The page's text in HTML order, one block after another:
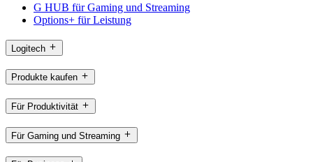
G HUB für Gaming und Streaming
Options+ für Leistung
Logitech
Produkte kaufen
Für Produktivität
Für Gaming und Streaming